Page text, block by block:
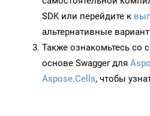
SDK или перейдите к
альтернативные
Также ознакомьтесь со
основе Swagger для
Aspose.Cells, чтобы